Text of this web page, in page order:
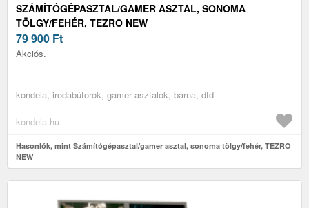
SZÁMÍTÓGÉPASZTAL/GAMER ASZTAL, SONOMA
TÖLGY/FEHÉR, TEZRO NEW
79 900 Ft
Akciós.
kondela, irodabútorok, gamer asztalok, barna, dtd
kondela.hu
Hasonlók, mint Számítógépasztal/gamer asztal, sonoma tölgy/fehér, TEZRO
NEW